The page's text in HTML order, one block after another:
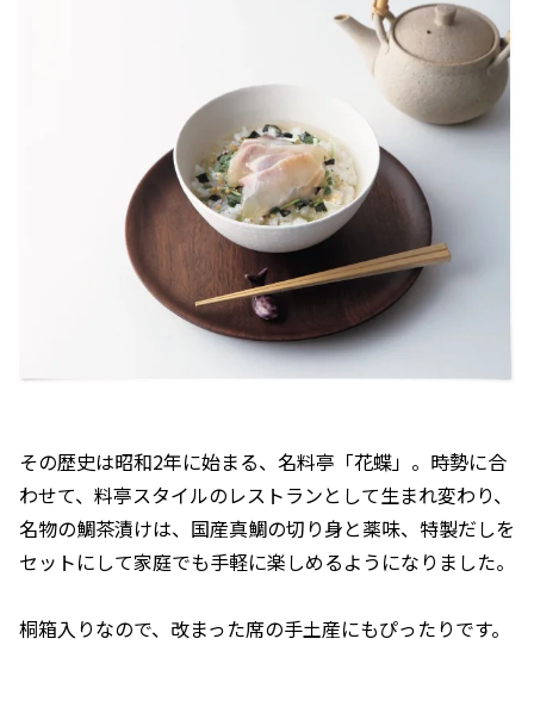
その歴史は昭和2年に始まる、名料亭「花蝶」。時勢に合
わせて、料亭スタイルのレストランとして生まれ変わり、
名物の鯛茶漬けは、国産真鯛の切り身と薬味、特製だしを
セットにして家庭でも手軽に楽しめるようになりました。
桐箱入りなので、改まった席の手土産にもぴったりです。